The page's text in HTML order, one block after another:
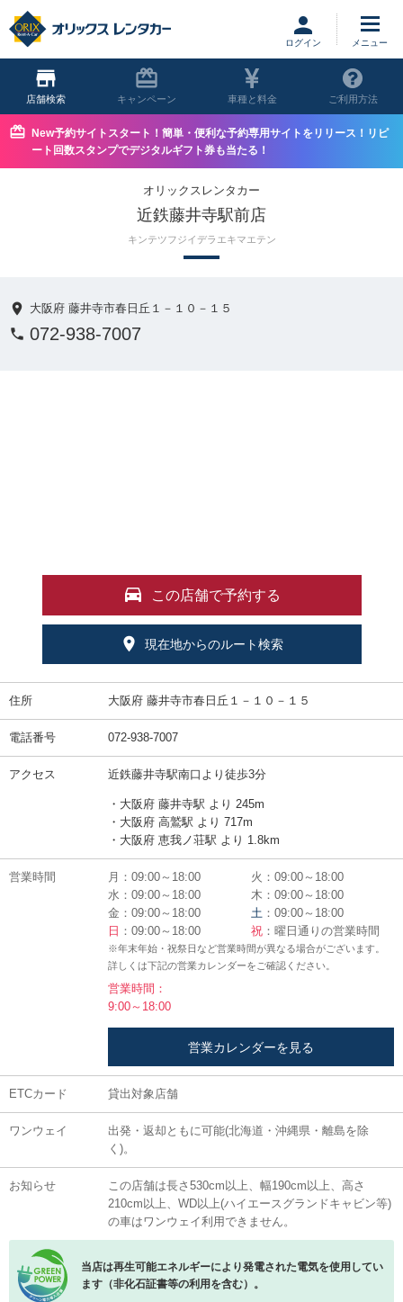
ログイン
店舗 キャンペーン 車種と料金 ご利用方法
New予約サイトスタート！簡単・便利な予約専用サイトをリリース！リピ
ート回数スタンプでデジタルギフト券も当たる！
オリックスレンタカー
近鉄藤井寺駅前店
キンテツフジイデラエキマエテン
大阪府 藤井寺市春日丘１－１０－１５
072-938-7007
この店舗で予約する
現在地からのルート検索
住所 大阪府 藤井寺市春日丘１－１０－１５
電話番号 072-938-7007
アクセス 近鉄藤井寺駅南口より徒歩3分
・大阪府 藤井寺駅 より 245m
・大阪府 高鷲駅 より 717m
・大阪府 恵我ノ荘駅 より 1.8km
営業時間 月：09:00～18:00
火：09:00～18:00
水：09:00～18:00
木：09:00～18:00
金：09:00～18:00
土 ：09:00～18:00
日 ：09:00～18:00 祝 ：曜日通りの営業時間
※年末年始・祝祭日など営業時間が異なる場合がございます。
詳しくは下記の営業カレンダーをご確認ください。
営業時間：
9:00～18:00
営業カレンダーを見る
ETCカード 貸出対象店舗
ワンウェイ
出発・返却ともに可能(北海道・沖縄県・離島を除
く)。
お知らせ
この店舗は長さ530cm以上、幅190cm以上、高さ
210cm以上、WD以上(ハイエースグランドキャビン等)
の車はワンウェイ利用できません。
当店は再生可能エネルギーにより発電された電気を使用してい
ます（非化石証書等の利用を含む）。